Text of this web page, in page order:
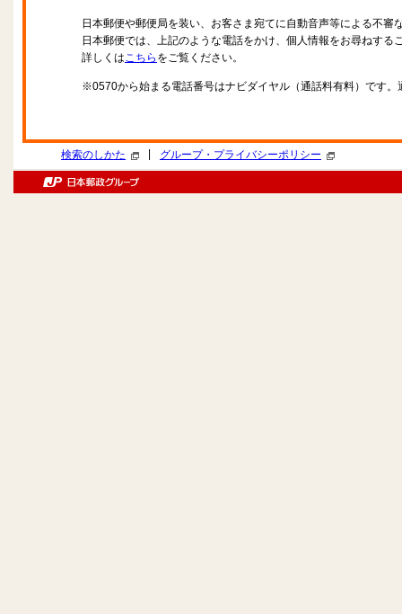
日本郵便や郵便局を装い、お客さま宛てに自動音声等による不審
日本郵便では、上記のような電話をかけ、個人情報をお尋ねする
詳しくはこちら をご覧ください。
※0570から始まる電話番号はナビダイヤル（通話料有料）です
検索のしかた グループ・プライバシーポリシー